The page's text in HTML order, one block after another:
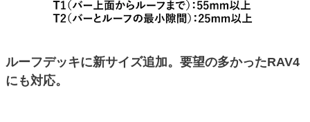
ルーフデッキに新サイズ追加。要望の多かったRAV4
にも対応。